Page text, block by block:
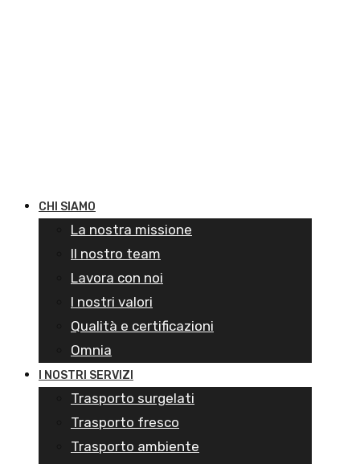
CHI SIAMO
La nostra missione
Il nostro team
Lavora con noi
I nostri valori
Qualità e certificazioni
Omnia
I NOSTRI SERVIZI
Trasporto surgelati
Trasporto fresco
Trasporto ambiente